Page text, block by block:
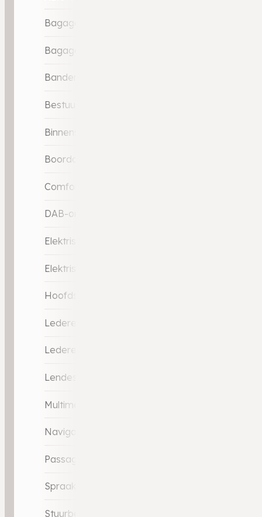
Bagage-scheidingsnet
Bagagedek
Bandenspanningscontrolesysteem
Bestuurdersstoel in hoogte verstelbaar
Binnenspiegel automatisch dimmend
Boordcomputer
Comfortstoel(en)
DAB-ontvanger
Elektrische ramen achter
Elektrische ramen voor
Hoofdsteunen actief
Lederen stuurwiel
Lederen versnellingspook
Lendesteunen (verstelbaar)
Multimedia-voorbereiding
Navigatie-systeem full map + hard disk
Passagiersstoel in hoogte verstelbaar
Spraakbediening
Stuurbekrachtiging snelheidsafhankelijk